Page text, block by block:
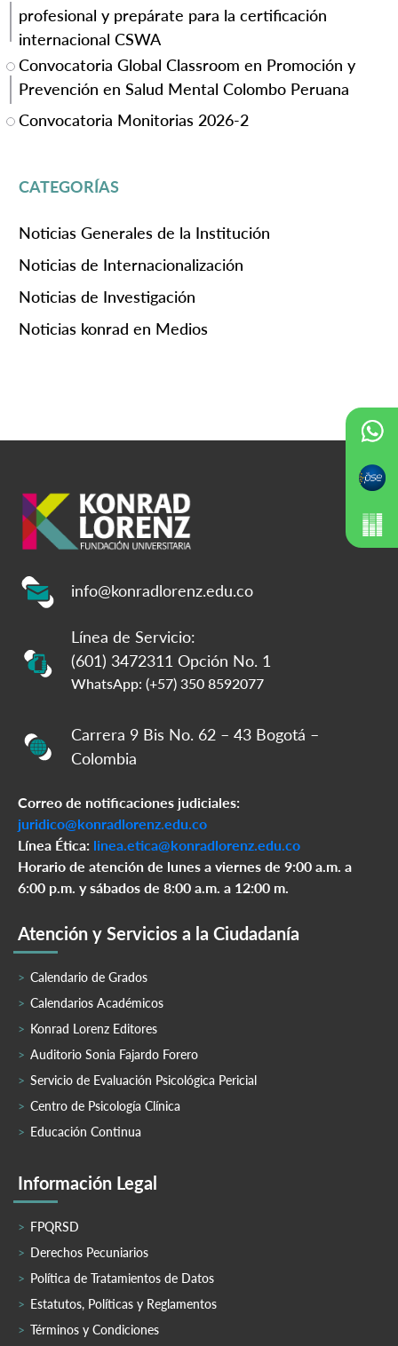
profesional y prepárate para la certificación
internacional CSWA
Convocatoria Global Classroom en Promoción y
Prevención en Salud Mental Colombo Peruana
Convocatoria Monitorias 2026-2
CATEGORÍAS
Noticias Generales de la Institución
Noticias de Internacionalización
Noticias de Investigación
Noticias konrad en Medios
info@konradlorenz.edu.co
Línea de Servicio:
(601) 3472311 Opción No. 1
WhatsApp: (+57) 350 8592077
Carrera 9 Bis No. 62 – 43 Bogotá –
Colombia
Correo de notificaciones judiciales:
juridico@konradlorenz.edu.co
Línea Ética: linea.etica@konradlorenz.edu.co
Horario de atención de lunes a viernes de 9:00 a.m. a
6:00 p.m. y sábados de 8:00 a.m. a 12:00 m.
Atención y Servicios a la Ciudadanía
Calendario de Grados
Calendarios Académicos
Konrad Lorenz Editores
Auditorio Sonia Fajardo Forero
Servicio de Evaluación Psicológica Pericial
Centro de Psicología Clínica
Educación Continua
Información Legal
FPQRSD
Derechos Pecuniarios
Política de Tratamientos de Datos
Estatutos, Políticas y Reglamentos
Términos y Condiciones